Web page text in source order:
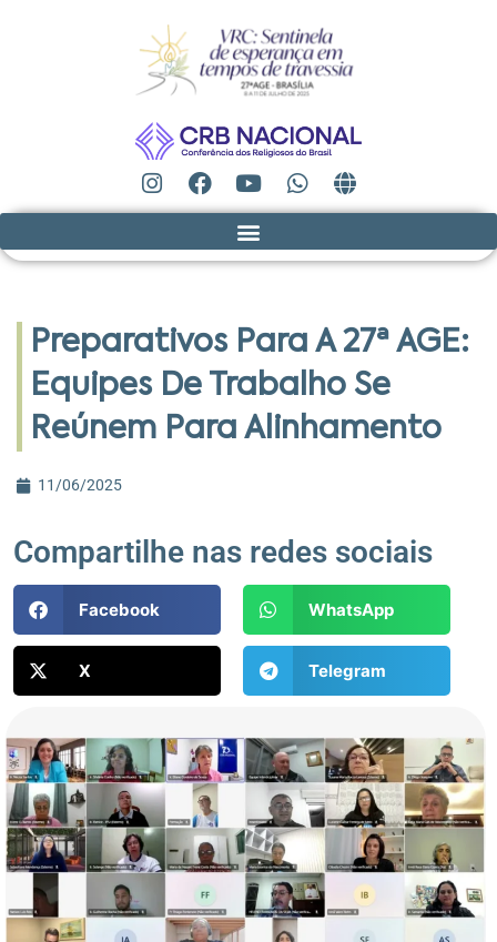
Preparativos Para A 27ª AGE:
Equipes De Trabalho Se
Reúnem Para Alinhamento
11/06/2025
Compartilhe nas redes sociais
Facebook WhatsApp
X Telegram